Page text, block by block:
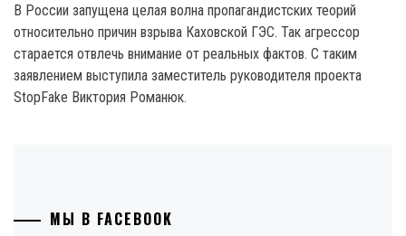
В России запущена целая волна пропагандистских теорий
относительно причин взрыва Каховской ГЭС. Так агрессор
старается отвлечь внимание от реальных фактов. С таким
заявлением выступила заместитель руководителя проекта
StopFake Виктория Романюк.
МЫ В FACEBOOK